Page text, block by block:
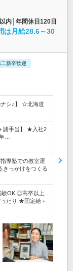
内│年間休日120日
は月給28.6～30
二新卒歓迎
ナシ♪】 ☆北海道
諸手当】 ★入社2
…
導塾での教室運
きっかけをつくる
験OK ◎高卒以上
たり ★固定給＋